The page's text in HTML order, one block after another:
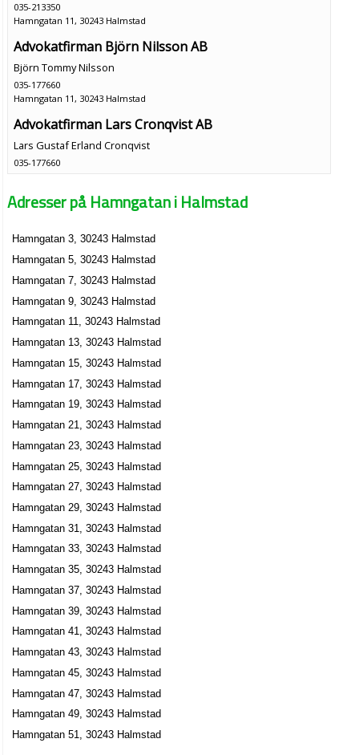
035-213350
Hamngatan 11, 30243 Halmstad
Advokatfirman Björn Nilsson AB
Björn Tommy Nilsson
035-177660
Hamngatan 11, 30243 Halmstad
Advokatfirman Lars Cronqvist AB
Lars Gustaf Erland Cronqvist
035-177660
Advokatfirman Mats Österborg AB
035-188950
Hamngatan 11, 30243 Halmstad
Fria Finansiell Planering AB
Jan Peter Eriksson
035-213350
Hamngatan 11, 30243 Halmstad
Interdo AB
Knut Bengt-Olof Ted-Julius Bengtsson
Hamngatan 11, 30243 Halmstad
Lars Cronqvist Förvaltning AB
Lars Gustaf Erland Cronqvist
035-177660
Hamngatan 11, 30243 Halmstad
Visyd AB
Bengt Urban Lönn
035-212050
Hamngatan 11, 30243 Halmstad
Zoonen AB
Kai Henrik Blomqvist
035-212830
Mittpunktens Företagarförening
På Rätt Plats i Halmstad AB
Adresser på Hamngatan i Halmstad
Hamngatan 3, 30243 Halmstad
Hamngatan 5, 30243 Halmstad
Hamngatan 7, 30243 Halmstad
Hamngatan 9, 30243 Halmstad
Hamngatan 11, 30243 Halmstad
Hamngatan 13, 30243 Halmstad
Hamngatan 15, 30243 Halmstad
Hamngatan 17, 30243 Halmstad
Hamngatan 19, 30243 Halmstad
Hamngatan 21, 30243 Halmstad
Hamngatan 23, 30243 Halmstad
Hamngatan 25, 30243 Halmstad
Hamngatan 27, 30243 Halmstad
Hamngatan 29, 30243 Halmstad
Hamngatan 31, 30243 Halmstad
Hamngatan 33, 30243 Halmstad
Hamngatan 35, 30243 Halmstad
Hamngatan 37, 30243 Halmstad
Hamngatan 39, 30243 Halmstad
Hamngatan 41, 30243 Halmstad
Hamngatan 43, 30243 Halmstad
Hamngatan 45, 30243 Halmstad
Hamngatan 47, 30243 Halmstad
Hamngatan 49, 30243 Halmstad
Hamngatan 51, 30243 Halmstad